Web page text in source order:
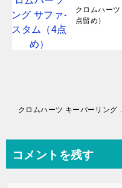
クロムハー
点留め）
ビ
クロムハー
コメントを残す